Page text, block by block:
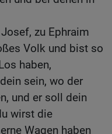
zu Ephraim
Volk und bist so
haben,
sein, wo der
und er soll dein
wirst die
Wagen haben